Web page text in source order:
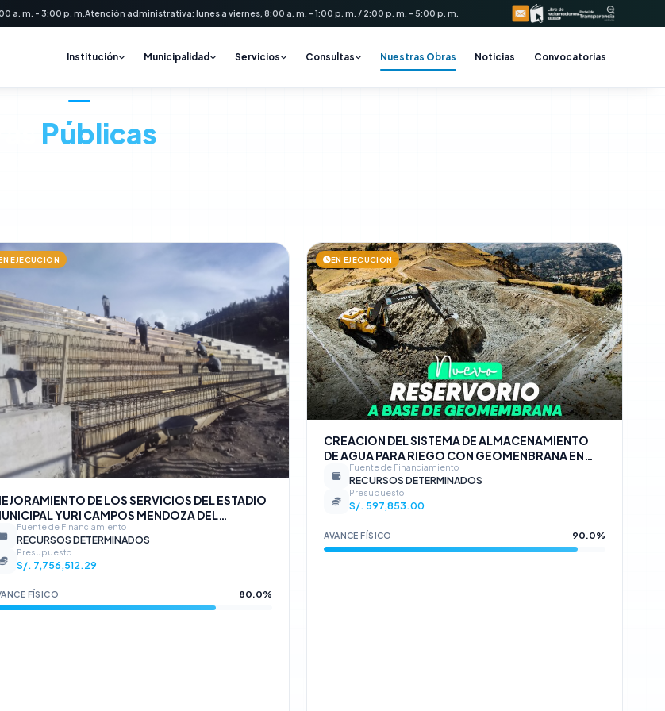
a. m. - 3:00 p. m.Atención administrativa: lunes a viernes, 8:00 a. m. - 1:00 p. m. / 2:00 p. m. - 5:00 p. m.
Institución Municipalidad Servicios Consultas Nuestras Obras Noticias Convocatorias
Públicas
EJECUCIÓN
DE LOS SERVICIOS DEL ESTADIO
YURI CAMPOS MENDOZA DEL
DE TALAVERA - PROVINCIA DE
- DEPARTAMENTO DE APURIMAC
CUI N° 2481587.
Fuente de Financiamiento
RECURSOS DETERMINADOS
Presupuesto
S/. 7,756,512.29
FÍSICO 80.0%
EN EJECUCIÓN
CREACION DEL SISTEMA DE ALMACENAMIENTO
DE AGUA PARA RIEGO CON GEOMENBRANA EN
LAS LOCALIDADES DE CCACCACHA,
OSCOLLOPAMPA Y BUENAVISTA ALTA DEL
DISTRITO DE TALAVERA - PROVINCIA DE
CON CUI N° 2541507.
Fuente de Financiamiento
RECURSOS DETERMINADOS
Presupuesto
S/. 597,853.00
AVANCE FÍSICO 90.0%